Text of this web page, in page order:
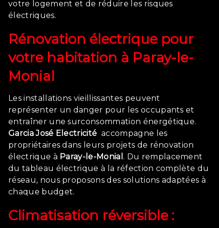
votre logement et de réduire les risques
électriques.
Rénovation électrique pour
votre habitation à Paray-le-
Monial
Les installations vieillissantes peuvent
représenter un danger pour les occupants et
entraîner une surconsommation énergétique.
Garcia José Electricité accompagne les
propriétaires dans leurs projets de rénovation
électrique à Paray-le-Monial . Du remplacement
du tableau électrique à la réfection complète du
réseau, nous proposons des solutions adaptées à
chaque budget.
Climatisation réversible :